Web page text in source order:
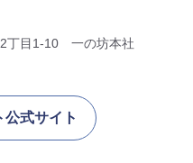
丁⽬1-10 一の坊本社
式サイト